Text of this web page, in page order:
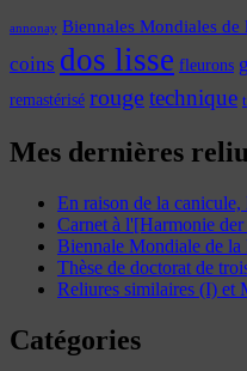
annonay Biennales Mondiales de
coins dos lisse fleurons
remastérisé rougetechnique
Mes dernières
En raison de la canicule,
Carnet à l'[Harmonie
Biennale Mondiale de
Thèse de doctorat de
Reliures similaires (I) et
Catégories